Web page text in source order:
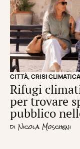
CITTÀ,CRISI CLIMATICA
Rifugi
per trovare
pubblico
di Nicola Moscheni